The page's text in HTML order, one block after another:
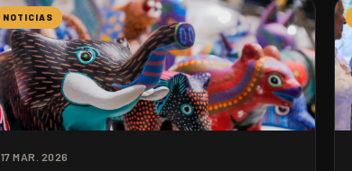
NOTICIAS
17 MAR. 2026